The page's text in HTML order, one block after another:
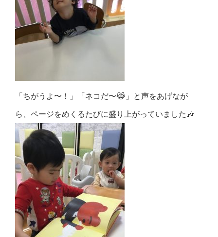
「ちがうよ〜！」「ネコだ〜😹」と声をあげなが
ら、ページをめくるたびに盛り上がっていました🎶